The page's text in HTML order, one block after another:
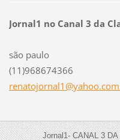
Jornal1 no Canal 3 da
são paulo
(11)968674366
renatojornal1@ya
Jornal1- CANAL 3